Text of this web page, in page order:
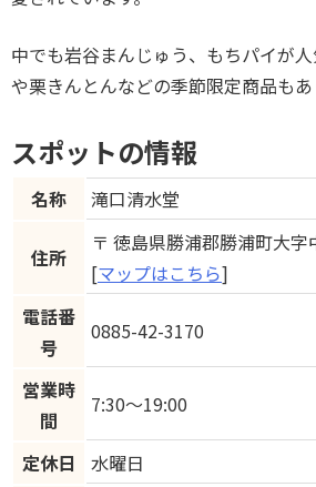
中でも岩谷まんじゅう、もちパイが
や栗きんとんなどの季節限定商品もあ
スポットの情報
名称 滝口清水堂
住所
〒 徳島県勝浦郡勝浦町大
[マップはこちら]
電話番
号
0885-42-3170
営業時
間
7:30～19:00
定休日 水曜日